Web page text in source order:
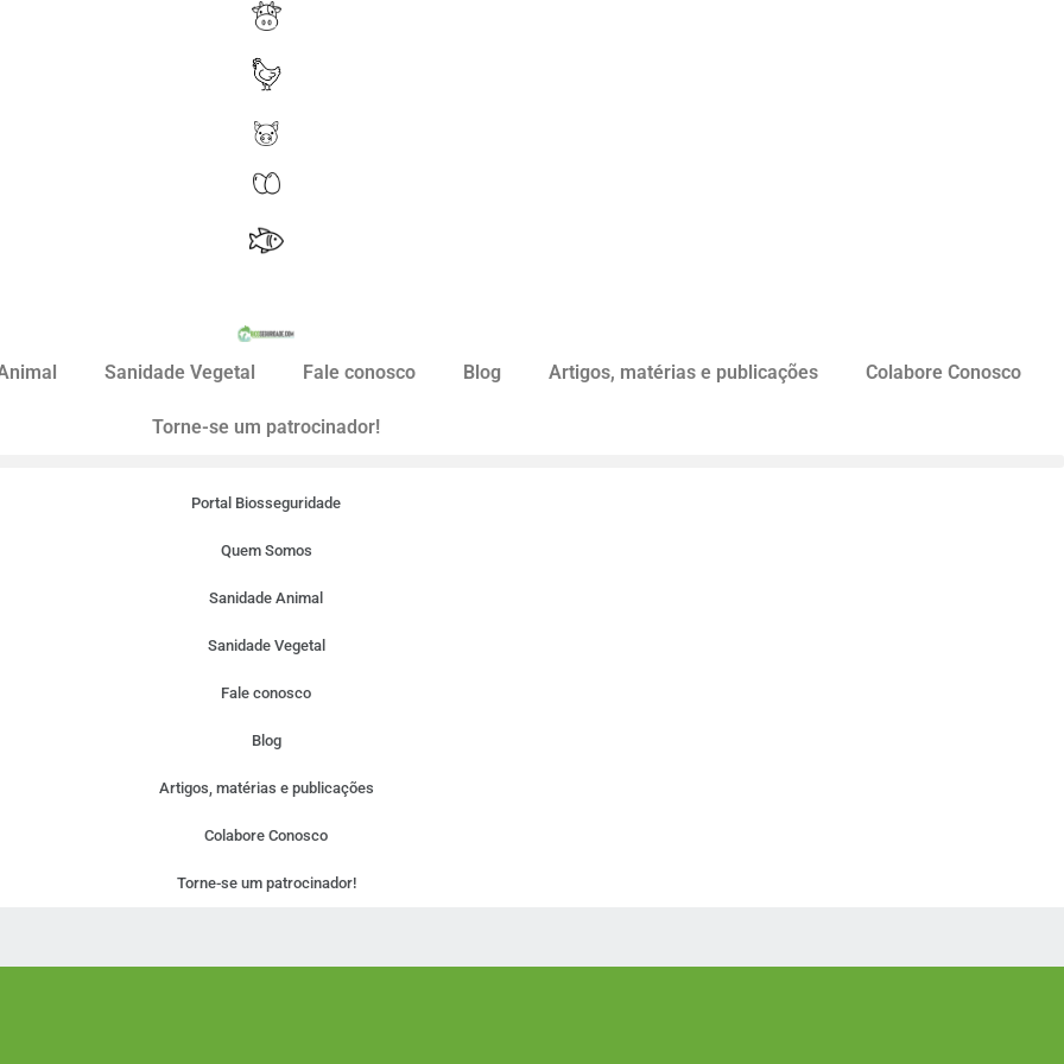
Sanidade Vegetal Fale conosco Blog Artigos, matérias e publicações Colabore Conosco
Torne-se um patrocinador!
Portal Biosseguridade
Quem Somos
Sanidade Animal
Sanidade Vegetal
Fale conosco
Blog
Artigos, matérias e publicações
Colabore Conosco
Torne-se um patrocinador!